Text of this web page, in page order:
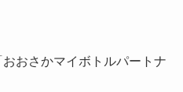
おさかマイボトルパートナ